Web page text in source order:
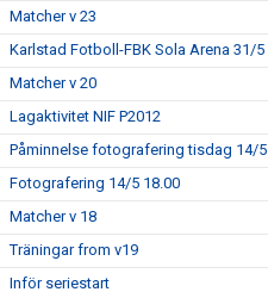
Matcher v 23
Karlstad Fotboll-FBK Sola Arena 31/5
Matcher v 20
Lagaktivitet NIF P2012
Påminnelse fotografering tisdag 14/5
Fotografering 14/5 18.00
Matcher v 18
Träningar from v19
Inför seriestart